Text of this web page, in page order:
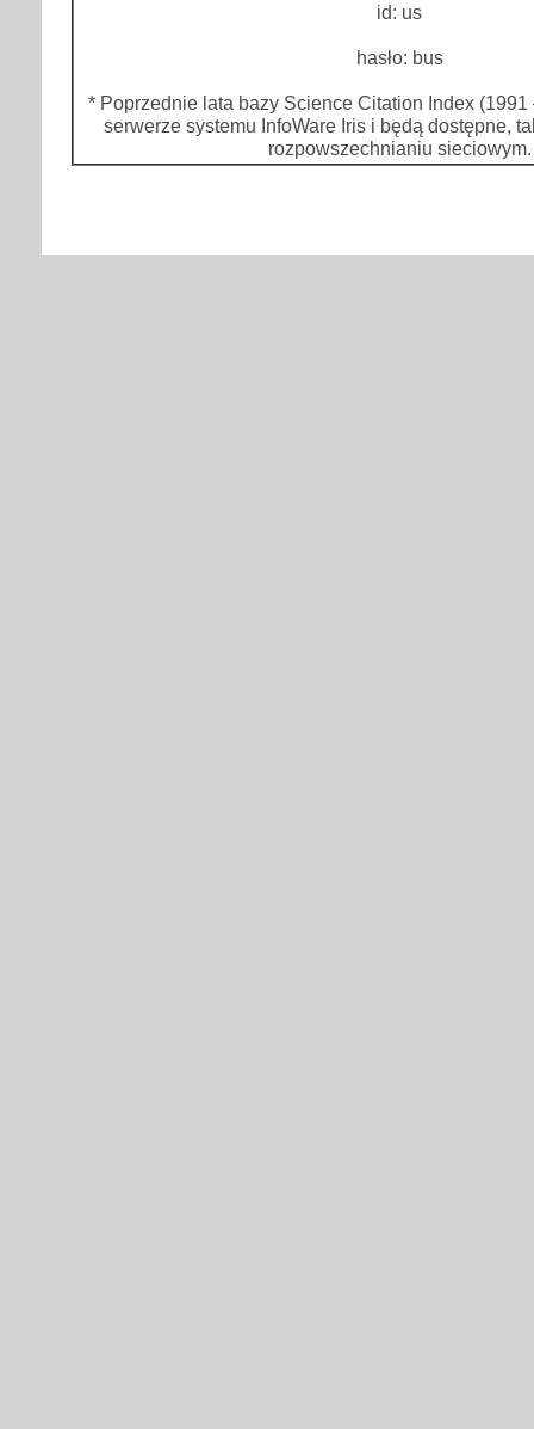
id: us
hasło: bus
* Poprzednie lata bazy Science Citation Index
serwerze systemu InfoWare Iris i będą dostępne,
rozpowszechnianiu sieciowym.